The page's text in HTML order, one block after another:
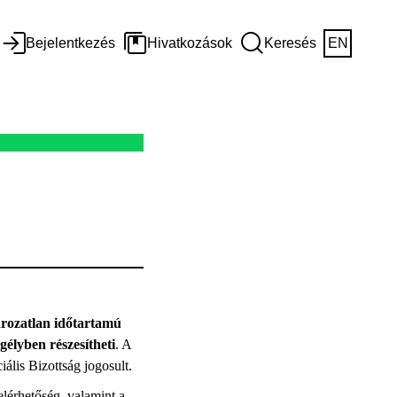
Bejelentkezés Hivatkozások Keresés EN
időtartamú
részesítheti. A
Bizottság jogosult.